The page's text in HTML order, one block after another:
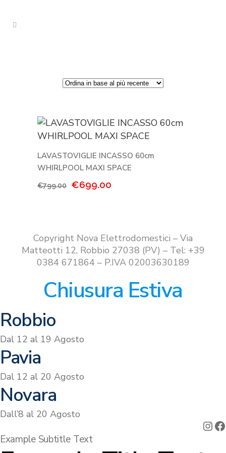
LAVASTOVIGLIE INCASSO 60cm
WHIRLPOOL MAXI SPACE
€799.00
Il
€799.00.
€699.00
€699.00.
Copyright Nova Elettrodomestici – Via
Matteotti 12, Robbio 27038 (PV) – Tel: +39
0384 671864 – P.IVA 02003630189
Chiusura Estiva
Robbio
Dal 12 al 19 Agosto
Pavia
Dal 12 al 20 Agosto
Novara
Dall’8 al 20 Agosto
Example Subtitle Text